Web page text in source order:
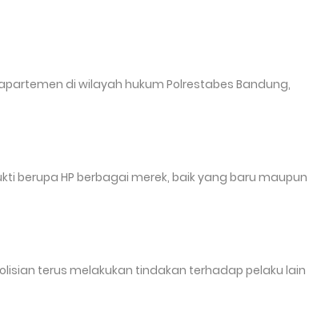
di wilayah hukum Polrestabes Bandung,
berupa HP berbagai merek, baik yang baru maupun
terus melakukan tindakan terhadap pelaku lain